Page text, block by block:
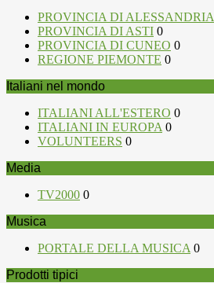
PROVINCIA DI ALESSANDRIA
PROVINCIA DI ASTI 0
PROVINCIA DI CUNEO 0
REGIONE PIEMONTE 0
Italiani nel mondo
ITALIANI ALL'ESTERO 0
ITALIANI IN EUROPA 0
VOLUNTEERS 0
Media
TV2000 0
Musica
PORTALE DELLA MUSICA 0
Prodotti tipici